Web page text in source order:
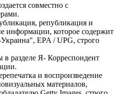
совместно с
републикация и
информации, которое содержит
EPA / UPG, строго
в разделе Я- Корреспондент
и воспроизведение
материалов,